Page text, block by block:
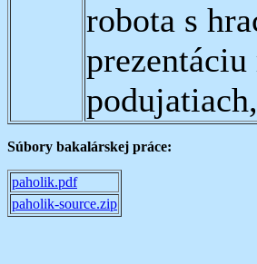
robota s
Súbory bakalárskej práce:
paholik.pdf
paholik-source.zip